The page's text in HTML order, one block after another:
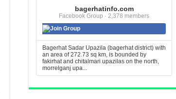
bagerhatinfo.com
Facebook Group · 2,378 members
Join Group
Bagerhat Sadar Upazila (bagerhat district) with
an area of 272.73 sq km, is bounded by
fakirhat and chitalmari upazilas on the north,
morrelganj upa...